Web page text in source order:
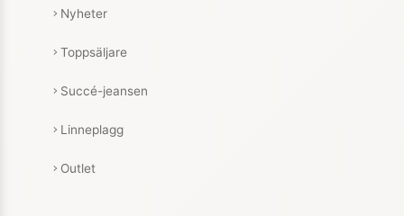
Nyheter
Toppsäljare
Succé-jeansen
Linneplagg
Outlet